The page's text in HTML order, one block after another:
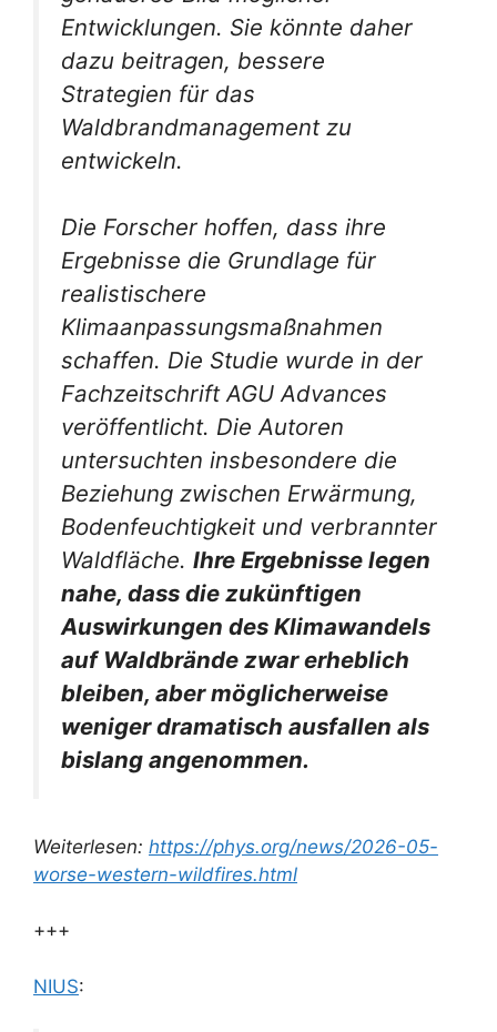
Entwicklungen. Sie könnte daher
dazu beitragen, bessere
Strategien für das
Waldbrandmanagement zu
entwickeln.
Die Forscher hoffen, dass ihre
Ergebnisse die Grundlage für
realistischere
Klimaanpassungsmaßnahmen
schaffen. Die Studie wurde in der
Fachzeitschrift AGU Advances
veröffentlicht. Die Autoren
untersuchten insbesondere die
Beziehung zwischen Erwärmung,
Bodenfeuchtigkeit und verbrannter
Waldfläche. Ihre Ergebnisse legen
nahe, dass die zukünftigen
Auswirkungen des Klimawandels
auf Waldbrände zwar erheblich
bleiben, aber möglicherweise
weniger dramatisch ausfallen als
bislang angenommen.
Weiterlesen: https://phys.org/news/2026-05-
worse-western-wildfires.html
+++
NIUS: